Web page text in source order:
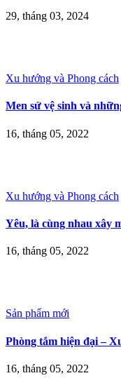
29, tháng 03, 2024
Xu hướng và Phong cách
Men sứ vệ sinh và
16, tháng 05, 2022
Xu hướng và Phong cách
Yêu, là cùng nhau xây
16, tháng 05, 2022
Sản phẩm mới
Phòng tắm hiện đại –
16, tháng 05, 2022